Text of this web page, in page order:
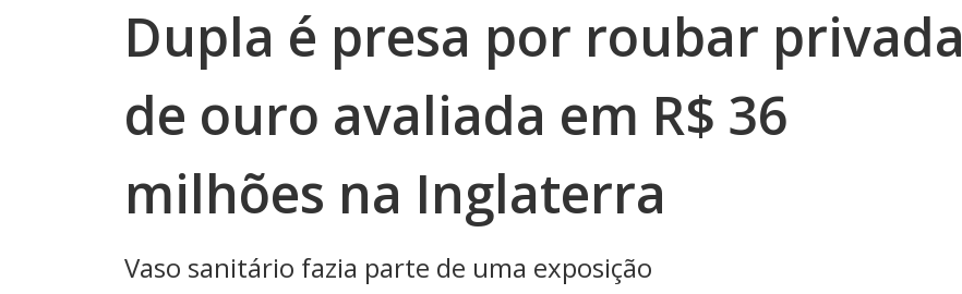
Dupla é presa por roubar privada
de ouro avaliada em R$ 36
milhões na Inglaterra
Vaso sanitário fazia parte de uma exposição